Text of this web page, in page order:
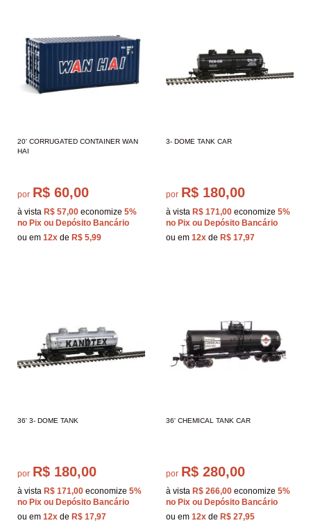
20' CORRUGATED CONTAINER WAN
HAI
por R$ 60,00
à vista R$ 57,00 economize 5%
no Pix ou Depósito Bancário
ou em 12x de R$ 5,99
3- DOME TANK CAR
por R$ 180,00
à vista R$ 171,00 economize 5%
no Pix ou Depósito Bancário
ou em 12x de R$ 17,97
36' 3- DOME TANK
por R$ 180,00
à vista R$ 171,00 economize 5%
no Pix ou Depósito Bancário
ou em 12x de R$ 17,97
36' CHEMICAL TANK CAR
por R$ 280,00
à vista R$ 266,00 economize 5%
no Pix ou Depósito Bancário
ou em 12x de R$ 27,95